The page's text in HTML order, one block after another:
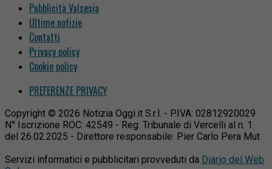
Pubblicità Valsesia
Ultime notizie
Contatti
Privacy policy
Cookie policy
PREFERENZE PRIVACY
Copyright © 2026 Notizia Oggi.it S.r.l. - P.IVA: 02812920029
N° Iscrizione ROC: 42549 - Reg. Tribunale di Vercelli al n. 1
del 26.02.2025 - Direttore responsabile: Pier Carlo Pera Mut
Servizi informatici e pubblicitari provveduti da Diario del Web